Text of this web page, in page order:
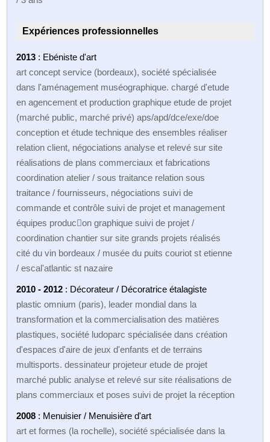
Expériences professionnelles
2013 : Ebéniste d'art
art concept service (bordeaux), société spécialisée
dans l'aménagement muséographique. chargé d'etude
en agencement et production graphique etude de projet
(marché public, marché privé) aps/apd/dce/exe/doe
conception et étude technique des ensembles réaliser
relation client, négociations analyse et relevé sur site
réalisations de plans commerciaux et fabrications
coordination atelier / sous traitance relation sous
traitance / fournisseurs, négociations suivi de
commande et contrôle suivi de projet et management
équipes produc􀆟on graphique suivi de projet /
coordination chantier sur site grands projets réalisés
cité du vin bordeaux / musée du puits couriot st etienne
/ escal'atlantic st nazaire
2010 - 2012 : Décorateur / Décoratrice étalagiste
plastic omnium (paris), leader mondial dans la
transformation et la commercialisation des matières
plastiques, société ludoparc spécialisée dans création
d'espaces d'aire de jeux d'enfants et de terrains
multisports. dessinateur projeteur etude de projet
marché public analyse et relevé sur site réalisations de
plans commerciaux et poses suivi de projet la réception
2008 : Menuisier / Menuisière d'art
art et formes (la rochelle), société spécialisée dans la